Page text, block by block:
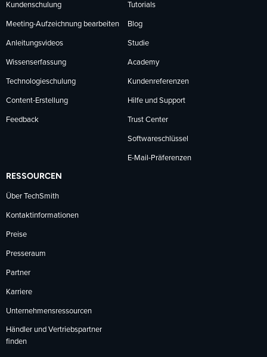
Kundenschulung
Meeting-Aufzeichnung bearbeiten
Anleitungsvideos
Wissenserfassung
Technologieschulung
Content-Erstellung
Feedback
Tutorials
Blog
Studie
Academy
Kundenreferenzen
Hilfe und Support
Trust Center
Softwareschlüssel
E-Mail-Präferenzen
RESSOURCEN
Über TechSmith
Kontaktinformationen
Preise
Presseraum
Partner
Karriere
Unternehmensressourcen
Händler und Vertriebspartner
finden